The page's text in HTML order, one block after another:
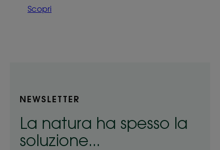
Scopri
NEWSLETTER
La natura ha spesso la
soluzione...